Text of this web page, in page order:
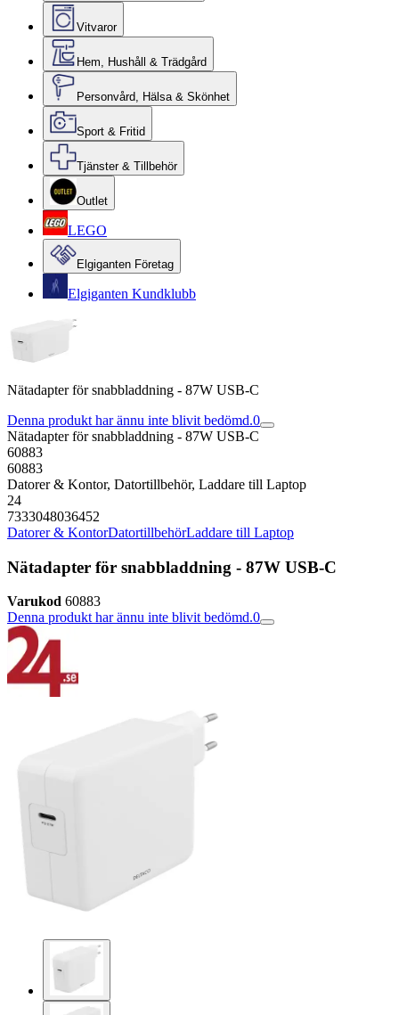
Vitvaror
Hem, Hushåll & Trädgård
Personvård, Hälsa & Skönhet
Sport & Fritid
Tjänster & Tillbehör
Outlet
LEGO
Elgiganten Företag
Elgiganten Kundklubb
Nätadapter för snabbladdning - 87W USB-C
Denna produkt har ännu inte blivit bedömd.0
Nätadapter för snabbladdning - 87W USB-C
60883
60883
Datorer & Kontor, Datortillbehör, Laddare till Laptop
24
7333048036452
Datorer & KontorDatortillbehörLaddare till Laptop
Nätadapter för snabbladdning - 87W USB-C
Varukod 60883
Denna produkt har ännu inte blivit bedömd.0